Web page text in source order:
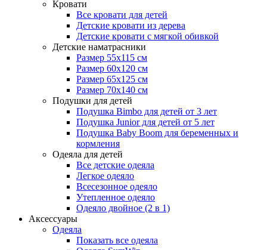
Кровати
Все кровати для детей
Детские кровати из дерева
Детские кровати с мягкой обивкой
Детские наматрасники
Размер 55x115 см
Размер 60x120 см
Размер 65x125 см
Размер 70x140 см
Подушки для детей
Подушка Bimbo для детей от 3 лет
Подушка Junior для детей от 5 лет
Подушка Baby Boom для беременных и
кормления
Одеяла для детей
Все детские одеяла
Легкое одеяло
Всесезонное одеяло
Утепленное одеяло
Одеяло двойное (2 в 1)
Аксессуары
Одеяла
Показать все одеяла